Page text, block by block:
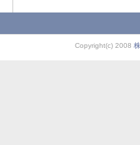
Copyright(c) 2008